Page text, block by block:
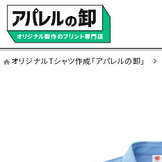
オリジナルTシャツ作成「アパレルの卸」